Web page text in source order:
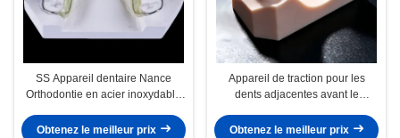
SS Appareil dentaire Nance
Orthodontie en acier inoxydable
Obtenez le meilleur prix
Appareil de traction pour les
dents adjacentes avant le
Obtenez le meilleur prix